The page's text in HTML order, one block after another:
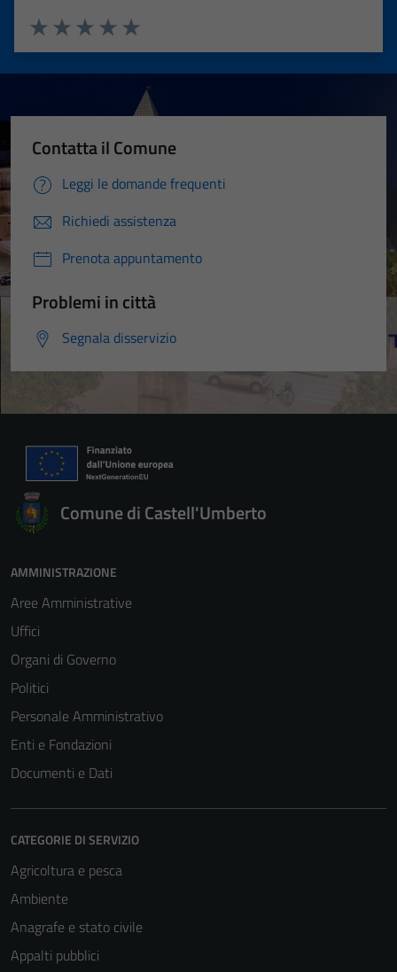
Valuta 5 stelle su 5
Valuta 4 stelle su 5
Valuta 3 stelle su 5
Valuta 2 stelle su 5
Valuta 1 stelle su 5
Contatta il Comune
Leggi le domande frequenti
Richiedi assistenza
Prenota appuntamento
Problemi in città
Segnala disservizio
Comune di Castell'Umberto
AMMINISTRAZIONE
Aree Amministrative
Uffici
Organi di Governo
Politici
Personale Amministrativo
Enti e Fondazioni
Documenti e Dati
CATEGORIE DI SERVIZIO
Agricoltura e pesca
Ambiente
Anagrafe e stato civile
Appalti pubblici